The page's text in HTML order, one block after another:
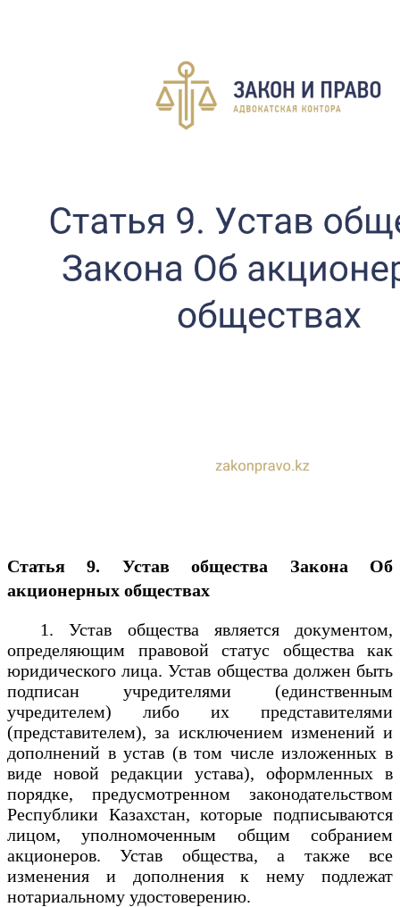
Статья 9. Устав общества
Закона Об
акционерных обществах
1. Устав общества является документом,
определяющим правовой статус общества как
юридического лица. Устав общества должен быть
подписан учредителями (единственным
учредителем) либо их представителями
(представителем), за исключением изменений и
дополнений в устав (в том числе изложенных в
виде новой редакции устава), оформленных в
порядке, предусмотренном законодательством
Республики Казахстан, которые подписываются
лицом, уполномоченным общим собранием
акционеров. Устав общества, а также все
изменения и дополнения к нему подлежат
нотариальному удостоверению.